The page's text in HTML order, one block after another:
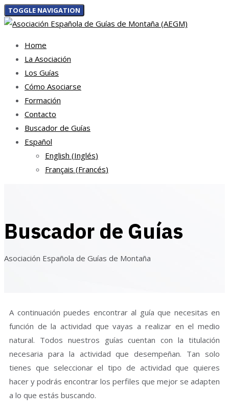
TOGGLE NAVIGATION
Home
La Asociación
Los Guías
Cómo Asociarse
Formación
Contacto
Buscador de Guías
Español
English (Inglés)
Français (Francés)
Buscador de Guías
Asociación Española de Guías de Montaña
A continuación puedes encontrar al guía que necesitas en
función de la actividad que vayas a realizar en el medio
natural. Todos nuestros guías cuentan con la titulación
necesaria para la actividad que desempeñan. Tan solo
tienes que seleccionar el tipo de actividad que quieres
hacer y podrás encontrar los perfiles que mejor se adapten
a lo que estás buscando.